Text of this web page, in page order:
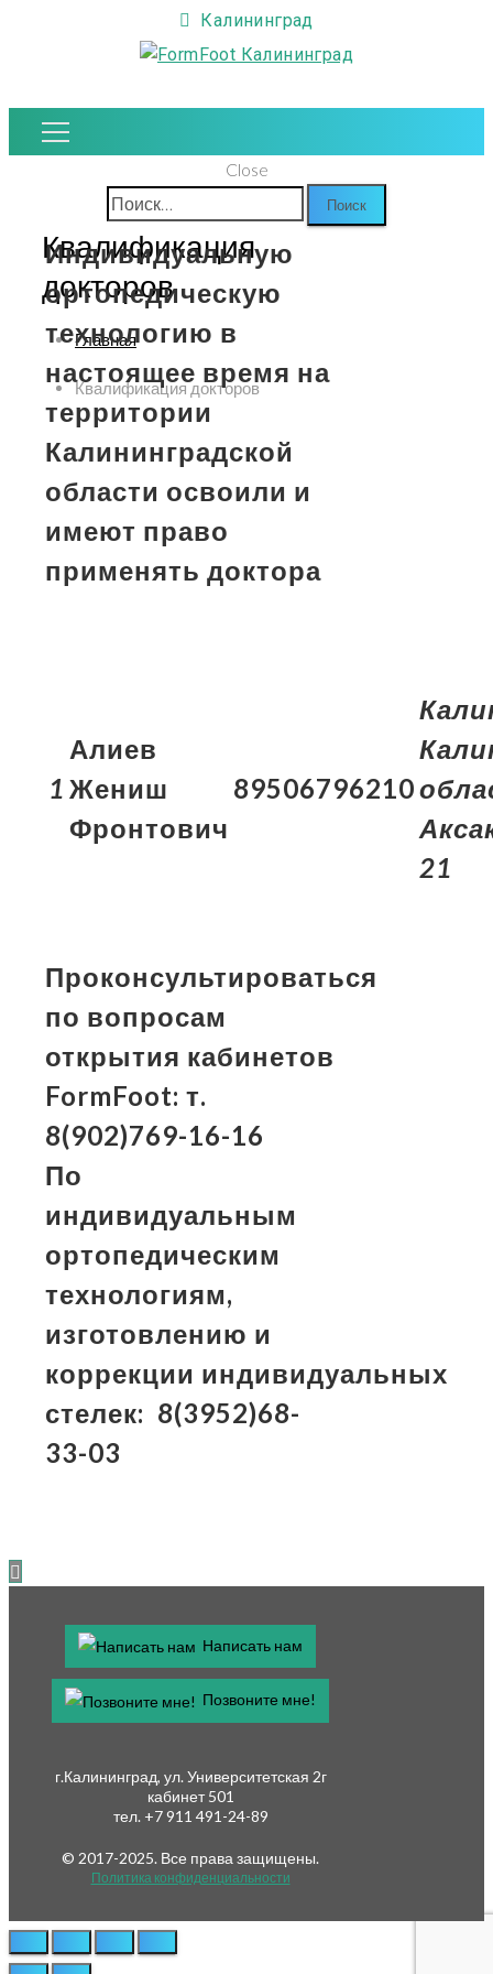
Калининград
Close
Найти:
Квалификация
докторов
Главная
Квалификация докторов
Индивидуальную
ортопедическую
технологию в
настоящее время на
территории
Калининградской
области освоили и
имеют право
применять доктора
1
Алиев
Жениш
Фронтович
89506796210
21
Проконсультироваться
по вопросам
открытия кабинетов
FormFoot: т.
8(902)769-16-16
По
индивидуальным
ортопедическим
технологиям,
изготовлению и
коррекции индивидуальных
стелек: 8(3952)68-
33-03
Написать нам
Позвоните мне!
г.Калининград, ул. Университетская 2г
кабинет 501
тел. +7 911 491-24-89
© 2017-2025. Все права защищены.
Политика конфиденциальности